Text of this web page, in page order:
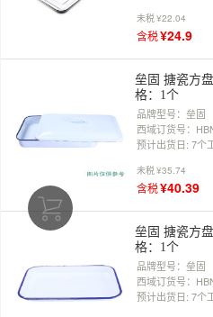
未税¥22.04
含税¥24.9
垒固 搪瓷方
格：1个
品牌型号：垒固
西域订货号：
预计出货日: 7个
未税¥35.74
含税¥40.39
垒固 搪瓷方
格：1个
品牌型号：垒固
西域订货号：
预计出货日: 7个